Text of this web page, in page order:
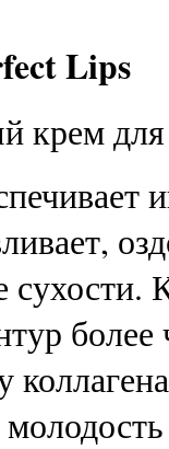
Lips
крем